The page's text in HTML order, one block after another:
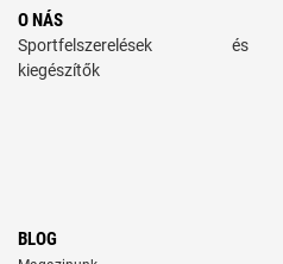
O NÁS
Sportfelszerelések és
kiegészítők
BLOG